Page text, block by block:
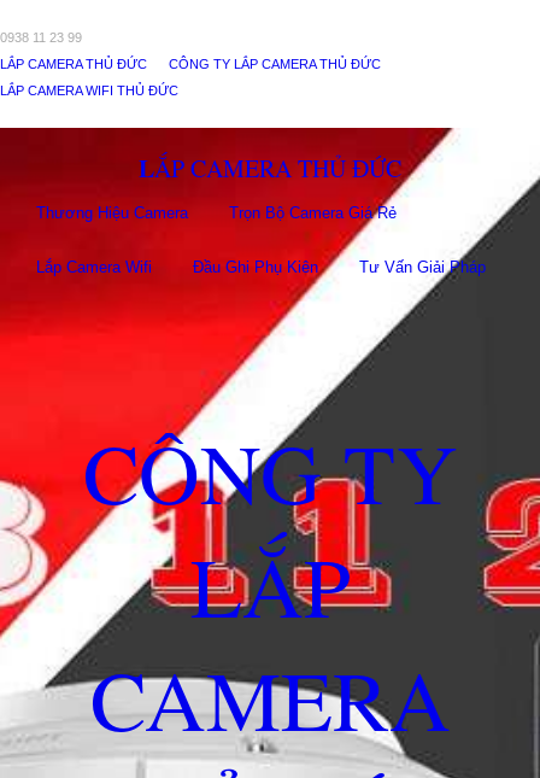
0938 11 23 99
LẮP CAMERA THỦ ĐỨC
CÔNG TY LẮP CAMERA THỦ ĐỨC
LẮP CAMERA WIFI THỦ ĐỨC
LẮP CAMERA THỦ ĐỨC
Thương Hiệu Camera Trọn Bộ Camera Giá Rẻ
Lắp Camera Wifi Đầu Ghi Phụ Kiên Tư Vấn Giải Pháp
CÔNG TY
LẮP
CAMERA